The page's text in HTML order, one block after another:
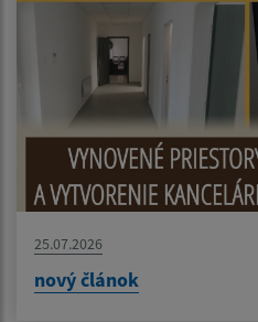
25.07.2026
nový článok